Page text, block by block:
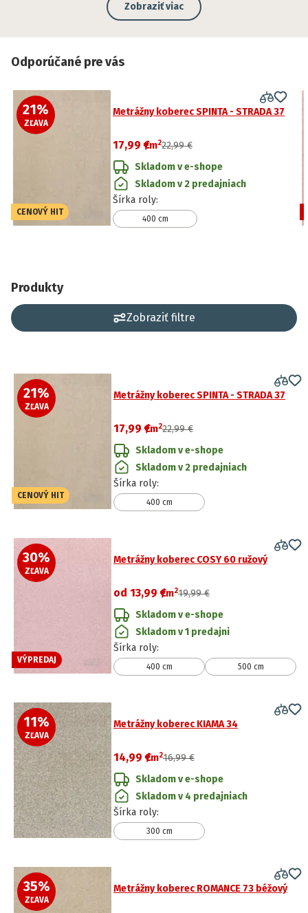
Zobraziť viac
Odporúčané pre vás
21%
ZĽAVA
CENOVÝ HIT
Metrážny koberec SPINTA - STRADA 37
17,99 €
/m222,99 €
Skladom v e-shope
Skladom v 2 predajniach
Šírka roly:
400 cm
Produkty
Zobraziť filtre
21%
ZĽAVA
CENOVÝ HIT
Metrážny koberec SPINTA - STRADA 37
17,99 €
/m222,99 €
Skladom v e-shope
Skladom v 2 predajniach
Šírka roly:
400 cm
30%
ZĽAVA
VÝPREDAJ
Metrážny koberec COSY 60 ružový
od 13,99 €
/m219,99 €
Skladom v e-shope
Skladom v 1 predajni
Šírka roly:
400 cm 500 cm
11%
ZĽAVA
Metrážny koberec KIAMA 34
14,99 €
/m216,99 €
Skladom v e-shope
Skladom v 4 predajniach
Šírka roly:
300 cm
35%
ZĽAVA
Metrážny koberec ROMANCE 73 béžový